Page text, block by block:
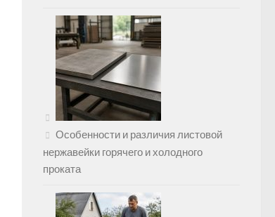
Особенности и различия листовой
нержавейки горячего и холодного
проката